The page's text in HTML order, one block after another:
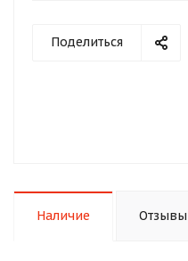
Поделиться
Наличие Отзывы